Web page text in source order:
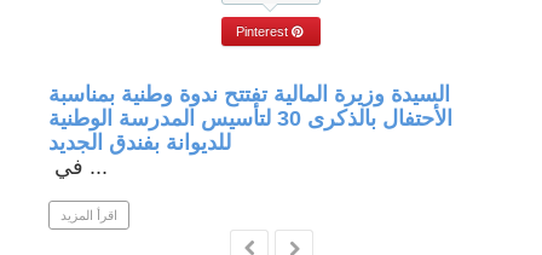
Pinterest
السيدة وزيرة المالية تفتتح ندوة وطنية بمناسبة
الأحتفال بالذكرى 30 لتأسيس المدرسة الوطنية
للديوانة بفندق الجديد
في ...
اقرأ المزيد